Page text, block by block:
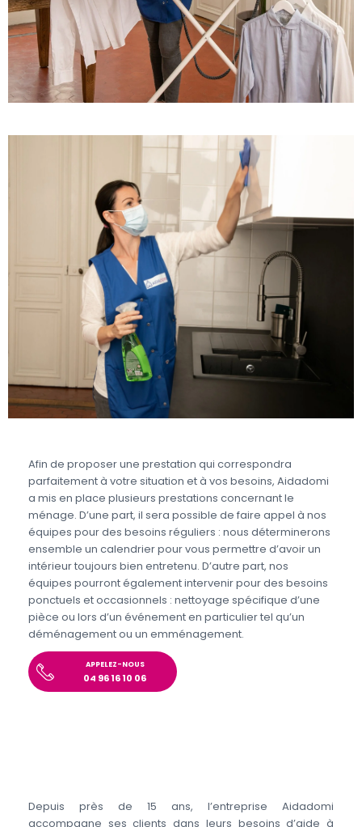
Afin de proposer une prestation qui correspondra
parfaitement à votre situation et à vos besoins, Aidadomi
a mis en place plusieurs prestations concernant le
ménage. D’une part, il sera possible de faire appel à nos
équipes pour des besoins réguliers : nous déterminerons
ensemble un calendrier pour vous permettre d’avoir un
intérieur toujours bien entretenu. D’autre part, nos
équipes pourront également intervenir pour des besoins
ponctuels et occasionnels : nettoyage spécifique d’une
pièce ou lors d’un événement en particulier tel qu’un
déménagement ou un emménagement.
APPELEZ-NOUS
04 96 16 10 06
Depuis près de 15 ans, l’entreprise Aidadomi
accompagne ses clients dans leurs besoins d’aide à